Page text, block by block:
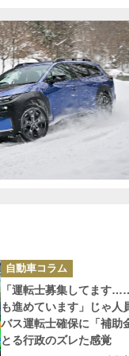
カ
テ
ゴ
リ
ー
自動車コラム
「運転士募集してます
も進めています」じゃ
バス運転士確保に「補助
とる行政のズレた感覚